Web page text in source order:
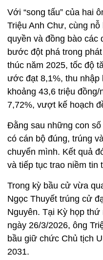
Với “song tấu” của hai
Triệu Anh Chư, cùng
quyền và đồng bào các
bước đột phá trong
thúc năm 2025, tốc độ
ước đạt 8,1%, thu
khoảng 43,6 triệu
7,72%, vượt kế hoạch
Đằng sau những con
có cán bộ đúng, trúng
chuyển mình. Kết quả
và tiếp tục trao niềm tin
Trong kỳ bầu cử vừa
Ngọc Thuyết trúng cử
Nguyên. Tại Kỳ họp
ngày 26/3/2026, ông
bầu giữ chức Chủ tịch
2031.